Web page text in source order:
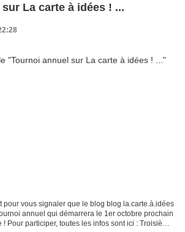
La carte à idées ! ...
pour vous signaler que le blog blog la.carte.à.idées
annuel qui démarrera le 1er octobre prochain
Pour participer, toutes les infos sont ici : Troisième